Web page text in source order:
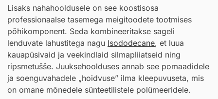
Lisaks nahahooldusele on see koostisosa
professionaalse tasemega meigitoodete tootmises
põhikomponent. Seda kombineeritakse sageli
lenduvate lahustitega nagu Isododecane, et luua
kauapüsivaid ja veekindlaid silmapliiatseid ning
ripsmetušše. Juuksehoolduses annab see pomaadidele
ja soenguvahadele „hoidvuse” ilma kleepuvuseta, mis
on omane mõnedele sünteetilistele polümeeridele.